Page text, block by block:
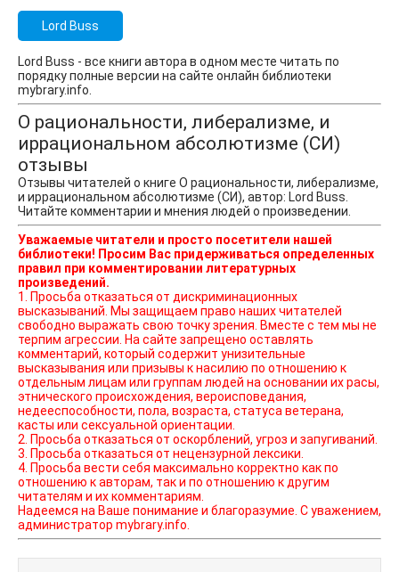
Lord Buss
Lord Buss - все книги автора в одном месте читать по
порядку полные версии на сайте онлайн библиотеки
mybrary.info.
О рациональности, либерализме, и
иррациональном абсолютизме (СИ)
отзывы
Отзывы читателей о книге О рациональности, либерализме,
и иррациональном абсолютизме (СИ), автор: Lord Buss.
Читайте комментарии и мнения людей о произведении.
Уважаемые читатели и просто посетители нашей
библиотеки! Просим Вас придерживаться определенных
правил при комментировании литературных
произведений.
1. Просьба отказаться от дискриминационных
высказываний. Мы защищаем право наших читателей
свободно выражать свою точку зрения. Вместе с тем мы не
терпим агрессии. На сайте запрещено оставлять
комментарий, который содержит унизительные
высказывания или призывы к насилию по отношению к
отдельным лицам или группам людей на основании их расы,
этнического происхождения, вероисповедания,
недееспособности, пола, возраста, статуса ветерана,
касты или сексуальной ориентации.
2. Просьба отказаться от оскорблений, угроз и запугиваний.
3. Просьба отказаться от нецензурной лексики.
4. Просьба вести себя максимально корректно как по
отношению к авторам, так и по отношению к другим
читателям и их комментариям.
Надеемся на Ваше понимание и благоразумие. С уважением,
администратор mybrary.info.